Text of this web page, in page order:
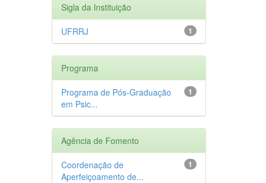
Sigla da Instituição
1
UFRRJ
Programa
1
Programa de Pós-Graduação
em Psic...
Agência de Fomento
1
Coordenação de
Aperfeiçoamento de...